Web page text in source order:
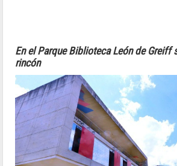
En el Parque Biblioteca León de Greiff
rincón